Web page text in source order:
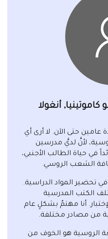
أنغولا
حتى الآن. لا أرى أي
لأنَّ لديَّ مدرسين
في حياة الطالب الأجنبي،
الشعب الروسي.
تحضير المواد الدراسية.
الكتب المدرسية
أنا مهتمٌ بشكلٍ عام
من مصادر مختلفة.
الروسية هو الخوف من